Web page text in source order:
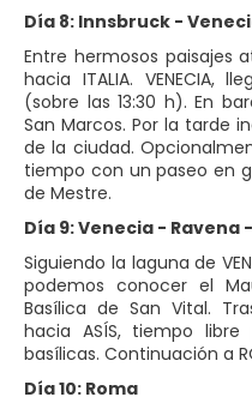
Día 8: Innsbruck -
Entre hermosos paisajes
hacia ITALIA. VENECIA,
(sobre las 13:30 h). En
San Marcos. Por la tarde
de la ciudad.
tiempo con un paseo en
de Mestre.
Día 9: Venecia - Ravena
Siguiendo la laguna de
podemos conocer el
Basílica de San Vital.
hacia ASÍS, tiempo
basílicas. Continuación a
Día 10: Roma